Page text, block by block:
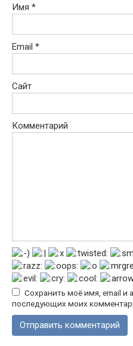
Имя *
Email *
Сайт
Комментарий
Сохранить моё имя, email и
последующих моих